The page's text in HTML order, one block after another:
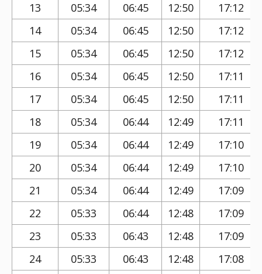
13
05:34 06:45 12:50
17:12
14
05:34 06:45 12:50
17:12
15
05:34 06:45 12:50
17:12
16
05:34 06:45 12:50
17:11
17
05:34 06:45 12:50
17:11
18
05:34 06:44 12:49
17:11
19
05:34 06:44 12:49
17:10
20
05:34 06:44 12:49
17:10
21
05:34 06:44 12:49
17:09
22
05:33 06:44 12:48
17:09
23
05:33 06:43 12:48
17:09
24
05:33 06:43 12:48 17:08